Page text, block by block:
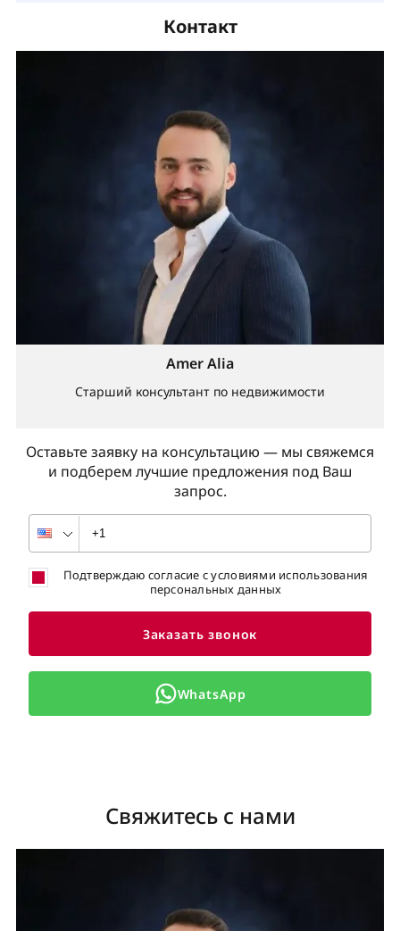
Контакт
Оставьте заявку на консультацию — мы свяжемся
и подберем лучшие предложения под Ваш
запрос.
Amer Alia
Старший консультант по недвижимости
Подтверждаю согласие с условиями использования
персональных данных
Заказать звонок
WhatsApp
Свяжитесь с нами